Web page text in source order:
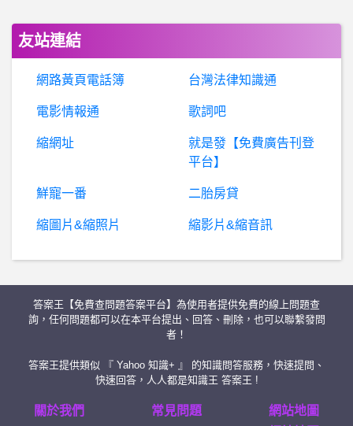
希
洽- 雷電到底是木屬還是金屬 雷電到底是木屬還是金屬
棒
球- 爪爪是不是農場跟教練怪怪的啊 爪爪是不是農場跟教練怪怪的啊
BaseballXXXX- 中信二連霸優惠 中信二連霸優惠
中壢- 下雨啦，趕快收衣服啦
英雄聯盟- TPA是不是罪魁禍首 TPA是不是罪魁禍首
友站連結
網路黃頁電話簿 台灣法律知識通
電影情報通 歌詞吧
縮網址
就是發【免費廣告刊登
平台】
鮮寵一番 二胎房貸
縮圖片&縮照片 縮影片&縮音訊
答案王【免費查問題答案平台】為使用者提供免費的線上問題查
詢，任何問題都可以在本平台提出、回答、刪除，也可以聯繫發問
者！
答案王提供類似 『 Yahoo 知識+ 』 的知識問答服務，快速提問、
快速回答，人人都是知識王 答案王 !
關於我們 常見問題
網站地圖